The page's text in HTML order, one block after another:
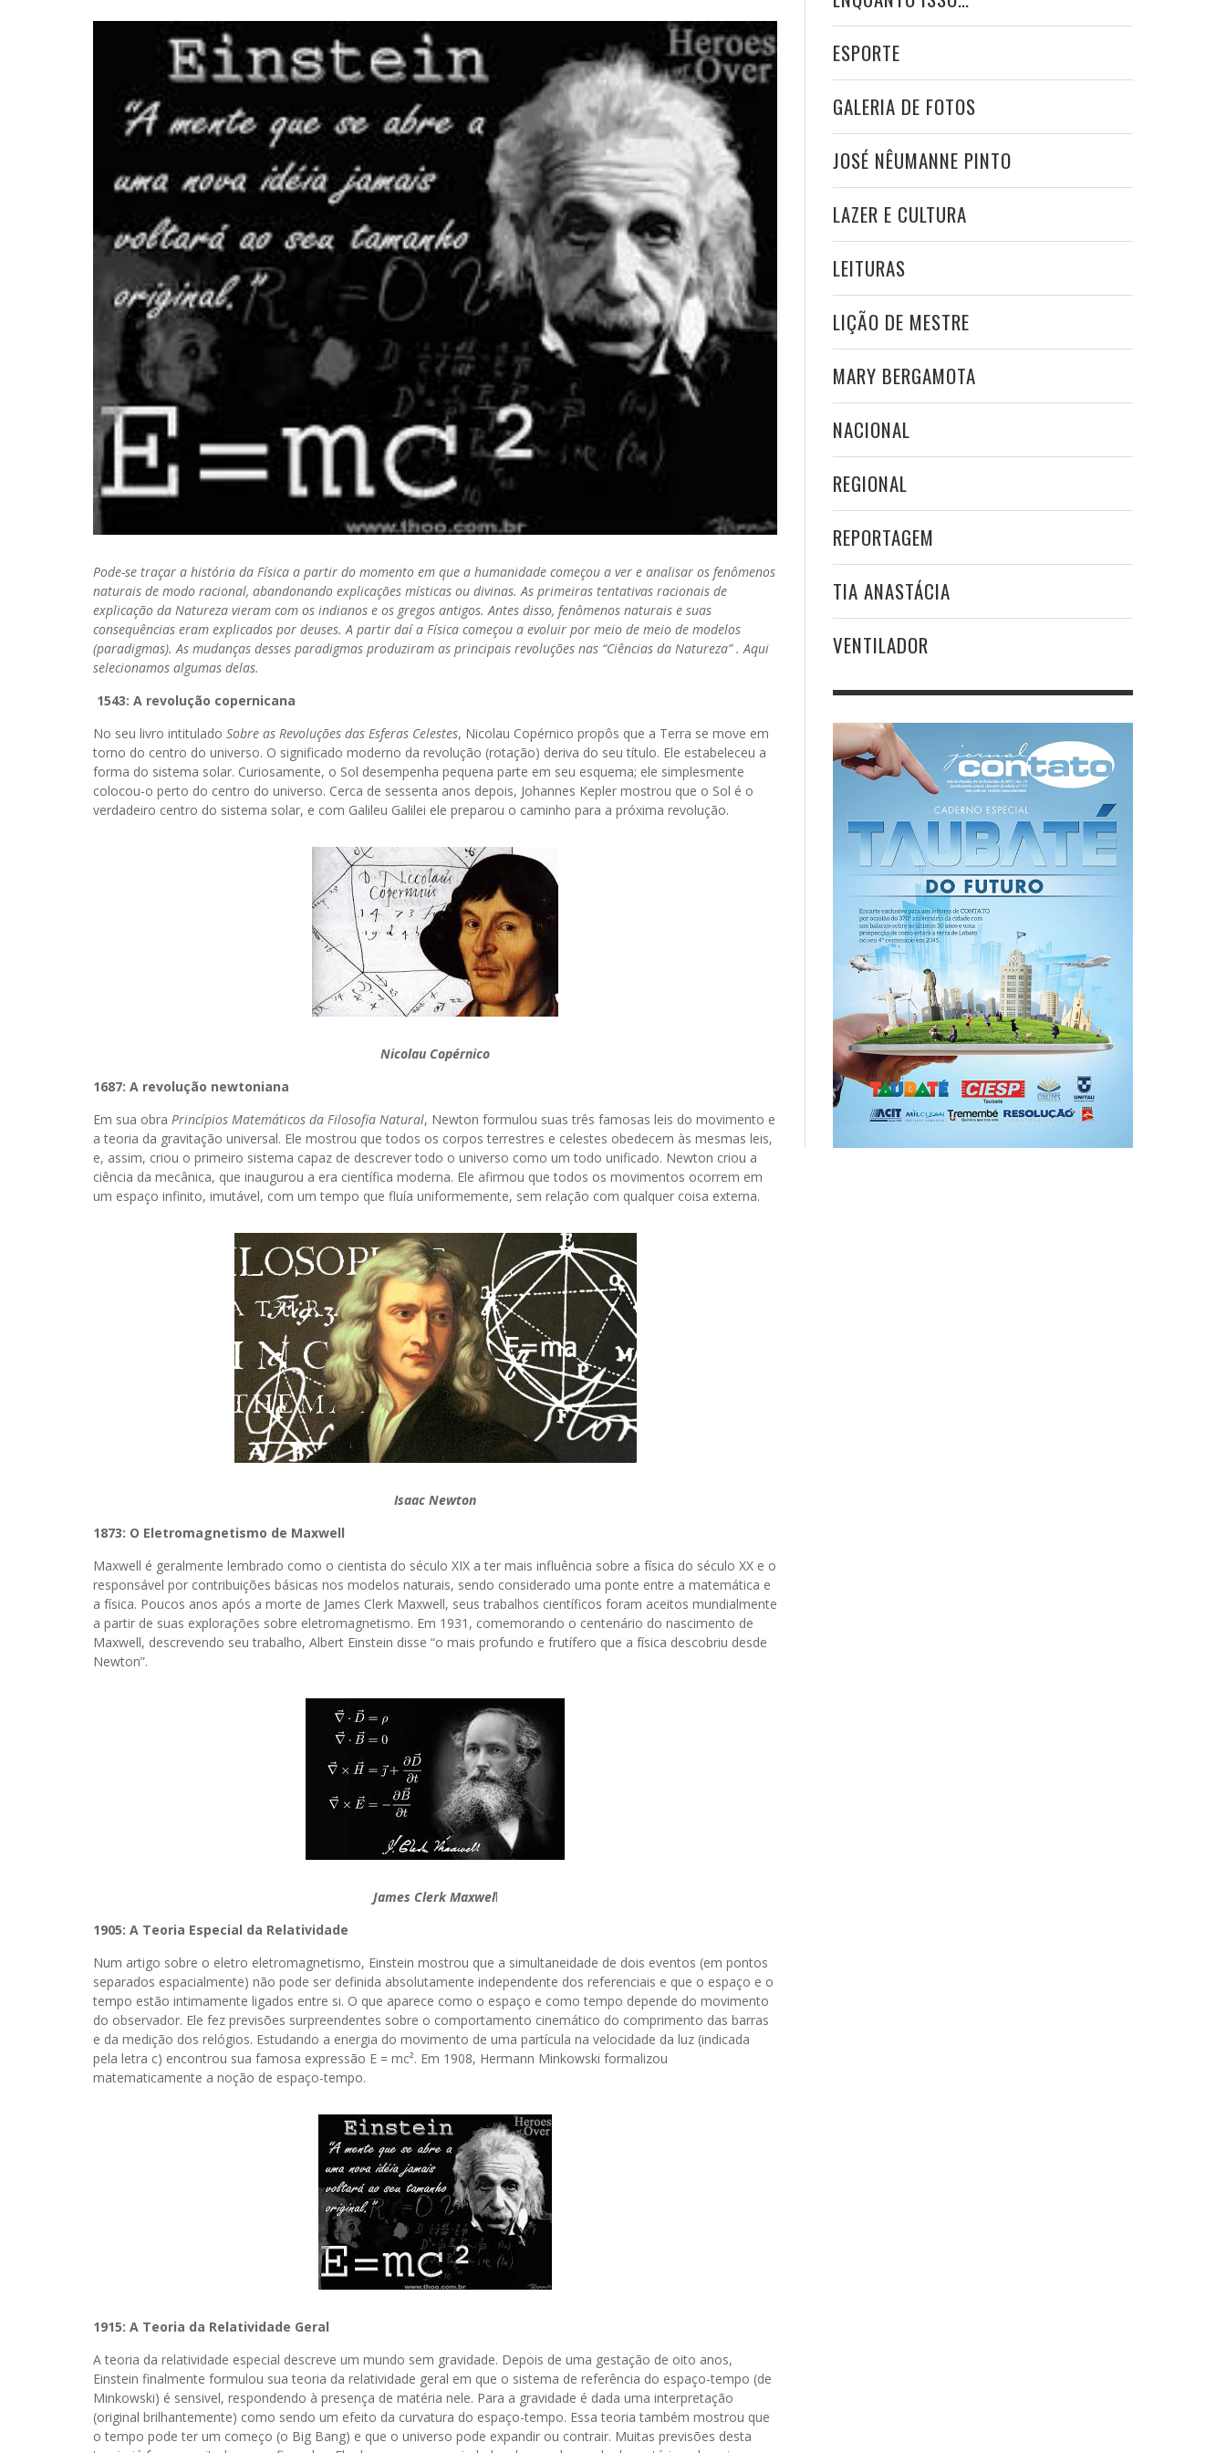
Pode-se traçar a história da Física a partir do momento em que a humanidade começou a ver e analisar os fenômenos
naturais de modo racional, abandonando explicações místicas ou divinas. As primeiras tentativas racionais de
explicação da Natureza vieram com os indianos e os gregos antigos. Antes disso, fenômenos naturais e suas
consequências eram explicados por deuses. A partir daí a Física começou a evoluir por meio de meio de modelos
(paradigmas). As mudanças desses paradigmas produziram as principais revoluções nas “Ciências da Natureza” . Aqui
selecionamos algumas delas.
1543: A revolução copernicana
No seu livro intitulado Sobre as Revoluções das Esferas Celestes, Nicolau Copérnico propôs que a Terra se move em
torno do centro do universo. O significado moderno da revolução (rotação) deriva do seu título. Ele estabeleceu a
forma do sistema solar. Curiosamente, o Sol desempenha pequena parte em seu esquema; ele simplesmente
colocou-o perto do centro do universo. Cerca de sessenta anos depois, Johannes Kepler mostrou que o Sol é o
verdadeiro centro do sistema solar, e com Galileu Galilei ele preparou o caminho para a próxima revolução.
Nicolau Copérnico
1687: A revolução newtoniana
Em sua obra Princípios Matemáticos da Filosofia Natural, Newton formulou suas três famosas leis do movimento e
a teoria da gravitação universal. Ele mostrou que todos os corpos terrestres e celestes obedecem às mesmas leis,
e, assim, criou o primeiro sistema capaz de descrever todo o universo como um todo unificado. Newton criou a
ciência da mecânica, que inaugurou a era científica moderna. Ele afirmou que todos os movimentos ocorrem em
um espaço infinito, imutável, com um tempo que fluía uniformemente, sem relação com qualquer coisa externa.
Isaac Newton
1873: O Eletromagnetismo de Maxwell
Maxwell é geralmente lembrado como o cientista do século XIX a ter mais influência sobre a física do século XX e o
responsável por contribuições básicas nos modelos naturais, sendo considerado uma ponte entre a matemática e
a física. Poucos anos após a morte de James Clerk Maxwell, seus trabalhos científicos foram aceitos mundialmente
a partir de suas explorações sobre eletromagnetismo. Em 1931, comemorando o centenário do nascimento de
Maxwell, descrevendo seu trabalho, Albert Einstein disse “o mais profundo e frutífero que a física descobriu desde
Newton”.
James Clerk Maxwell
1905: A Teoria Especial da Relatividade
Num artigo sobre o eletro eletromagnetismo, Einstein mostrou que a simultaneidade de dois eventos (em pontos
separados espacialmente) não pode ser definida absolutamente independente dos referenciais e que o espaço e o
tempo estão intimamente ligados entre si. O que aparece como o espaço e como tempo depende do movimento
do observador. Ele fez previsões surpreendentes sobre o comportamento cinemático do comprimento das barras
e da medição dos relógios. Estudando a energia do movimento de uma partícula na velocidade da luz (indicada
pela letra c) encontrou sua famosa expressão E = mc². Em 1908, Hermann Minkowski formalizou
matematicamente a noção de espaço-tempo.
1915: A Teoria da Relatividade Geral
A teoria da relatividade especial descreve um mundo sem gravidade. Depois de uma gestação de oito anos,
Einstein finalmente formulou sua teoria da relatividade geral em que o sistema de referência do espaço-tempo (de
Minkowski) é sensivel, respondendo à presença de matéria nele. Para a gravidade é dada uma interpretação
(original brilhantemente) como sendo um efeito da curvatura do espaço-tempo. Essa teoria também mostrou que
o tempo pode ter um começo (o Big Bang) e que o universo pode expandir ou contrair. Muitas previsões desta
ESPORTE
GALERIA DE FOTOS
JOSÉ NÊUMANNE PINTO
LAZER E CULTURA
LEITURAS
LIÇÃO DE MESTRE
MARY BERGAMOTA
NACIONAL
REGIONAL
REPORTAGEM
TIA ANASTÁCIA
VENTILADOR